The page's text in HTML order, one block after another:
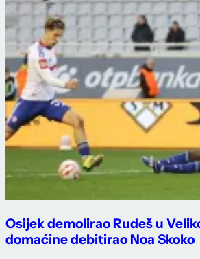
Osijek demolirao Rudeš u
domaćine debitirao Noa Skoko